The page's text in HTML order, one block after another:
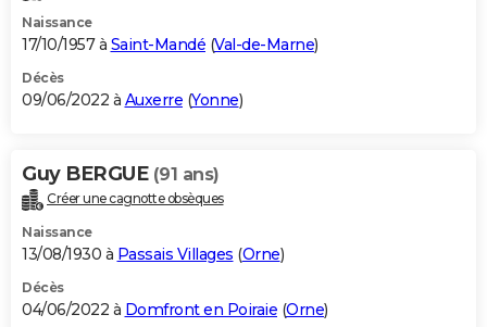
Naissance
17/10/1957 à Saint-Mandé (Val-de-Marne)
Décès
09/06/2022 à Auxerre (Yonne)
Guy BERGUE (91 ans)
Créer une cagnotte obsèques
Naissance
13/08/1930 à Passais Villages (Orne)
Décès
04/06/2022 à Domfront en Poiraie (Orne)